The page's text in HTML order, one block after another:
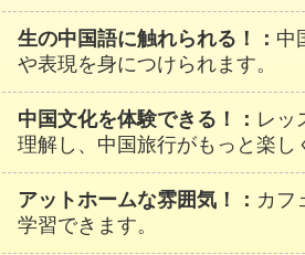
生の中国語に触れられる！： 中
や表現を身につけられます。
中国文化を体験できる！： レッ
理解し、中国旅行がもっと楽し
アットホームな雰囲気！： カフ
学習できます。